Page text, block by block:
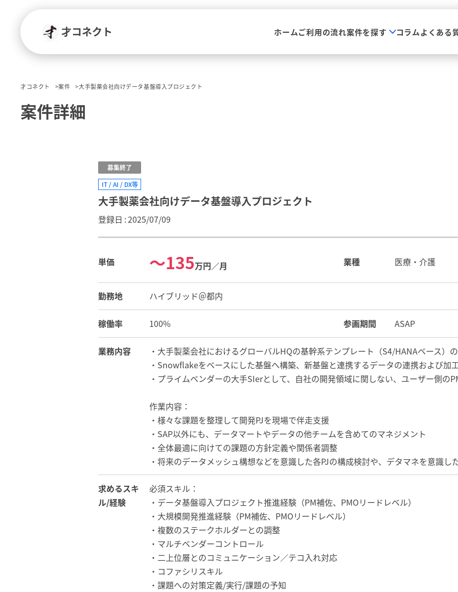
才コネクト ホームご利用の流れ案件を探す コラムよくある
才コネクト 案件 大手製薬会社向けデータ基盤導入プロジェクト
案件詳細
募集終了
IT / AI / DX等
大手製薬会社向けデータ基盤導入プロジェクト
登録日 2025/07/09
単価 〜135万円／月 業種 医療・介護
勤務地 ハイブリッド＠都内
稼働率 100% 参画期間 ASAP
業務内容
・大手製薬会社におけるグローバルHQの基幹系テンプレート（S4/HANAベース）
・Snowflakeをベースにした基盤へ構築、新基盤と連携するデータの連携および加
・プライムベンダーの大手SIerとして、自社の開発領域に関しない、ユーザー側の
作業内容：
・様々な課題を整理して開発PJを現場で伴走支援
・SAP以外にも、データマートやデータの他チームを含めてのマネジメント
・全体最適に向けての課題の方針定義や関係者調整
・将来のデータメッシュ構想などを意識した各PJの構成検討や、デタマネを意識し
求めるスキ
ル/経験
必須スキル：
・データ基盤導入プロジェクト推進経験（PM補佐、PMOリードレベル）
・大規模開発推進経験（PM補佐、PMOリードレベル）
・複数のステークホルダーとの調整
・マルチベンダーコントロール
・二上位層とのコミュニケーション／テコ入れ対応
・コファシリスキル
・課題への対策定義/実行/課題の予知